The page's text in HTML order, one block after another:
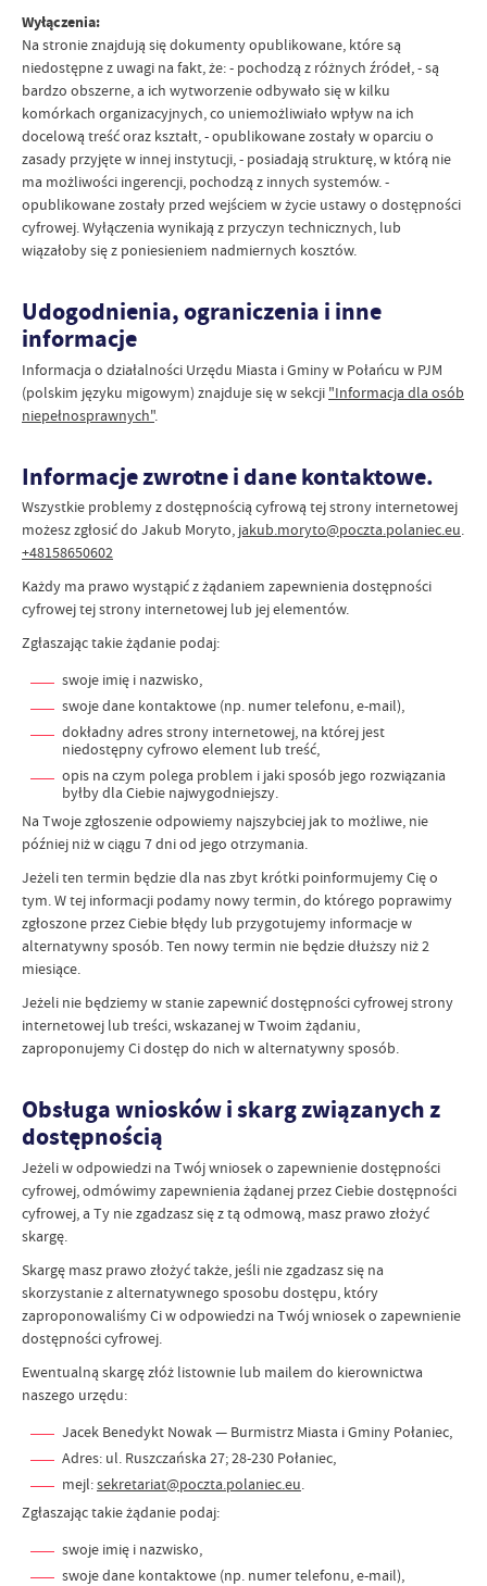
Wyłączenia:
Na stronie znajdują się dokumenty opublikowane, które są
niedostępne z uwagi na fakt, że: - pochodzą z różnych źródeł, - są
bardzo obszerne, a ich wytworzenie odbywało się w kilku
komórkach organizacyjnych, co uniemożliwiało wpływ na ich
docelową treść oraz kształt, - opublikowane zostały w oparciu o
zasady przyjęte w innej instytucji, - posiadają strukturę, w którą nie
ma możliwości ingerencji, pochodzą z innych systemów. -
opublikowane zostały przed wejściem w życie ustawy o dostępności
cyfrowej. Wyłączenia wynikają z przyczyn technicznych, lub
wiązałoby się z poniesieniem nadmiernych kosztów.
Udogodnienia, ograniczenia i inne
informacje
Informacja o działalności Urzędu Miasta i Gminy w Połańcu w PJM
(polskim języku migowym) znajduje się w sekcji "Informacja dla osób
niepełnosprawnych".
Informacje zwrotne i dane kontaktowe.
Wszystkie problemy z dostępnością cyfrową tej strony internetowej
możesz zgłosić do Jakub Moryto, jakub.moryto@poczta.polaniec.eu.
+48158650602
Każdy ma prawo wystąpić z żądaniem zapewnienia dostępności
cyfrowej tej strony internetowej lub jej elementów.
Zgłaszając takie żądanie podaj:
swoje imię i nazwisko,
swoje dane kontaktowe (np. numer telefonu, e-mail),
dokładny adres strony internetowej, na której jest
niedostępny cyfrowo element lub treść,
opis na czym polega problem i jaki sposób jego rozwiązania
byłby dla Ciebie najwygodniejszy.
Na Twoje zgłoszenie odpowiemy najszybciej jak to możliwe, nie
później niż w ciągu 7 dni od jego otrzymania.
Jeżeli ten termin będzie dla nas zbyt krótki poinformujemy Cię o
tym. W tej informacji podamy nowy termin, do którego poprawimy
zgłoszone przez Ciebie błędy lub przygotujemy informacje w
alternatywny sposób. Ten nowy termin nie będzie dłuższy niż 2
miesiące.
Jeżeli nie będziemy w stanie zapewnić dostępności cyfrowej strony
internetowej lub treści, wskazanej w Twoim żądaniu,
zaproponujemy Ci dostęp do nich w alternatywny sposób.
Obsługa wniosków i skarg związanych z
dostępnością
Jeżeli w odpowiedzi na Twój wniosek o zapewnienie dostępności
cyfrowej, odmówimy zapewnienia żądanej przez Ciebie dostępności
cyfrowej, a Ty nie zgadzasz się z tą odmową, masz prawo złożyć
skargę.
Skargę masz prawo złożyć także, jeśli nie zgadzasz się na
skorzystanie z alternatywnego sposobu dostępu, który
zaproponowaliśmy Ci w odpowiedzi na Twój wniosek o zapewnienie
dostępności cyfrowej.
Ewentualną skargę złóż listownie lub mailem do kierownictwa
naszego urzędu:
Jacek Benedykt Nowak — Burmistrz Miasta i Gminy Połaniec,
Adres: ul. Ruszczańska 27; 28-230 Połaniec,
mejl:sekretariat@poczta.polaniec.eu.
Zgłaszając takie żądanie podaj:
swoje imię i nazwisko,
swoje dane kontaktowe (np. numer telefonu, e-mail),